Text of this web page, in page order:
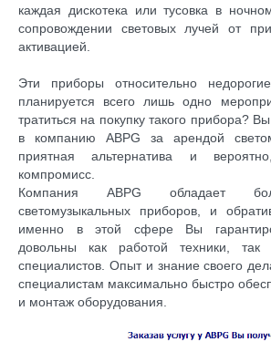
каждая дискотека или тусовка в
сопровождении световых лучей от
активацией.
Эти приборы относительно
планируется всего лишь одно
тратиться на покупку такого прибора?
в компанию ABPG за арендой
приятная альтернатива и
компромисс.
Компания ABPG обладает
светомузыкальных приборов, и
именно в этой сфере Вы
довольны как работой техники,
специалистов. Опыт и знание своего
специалистам максимально быстро
и монтаж оборудования.